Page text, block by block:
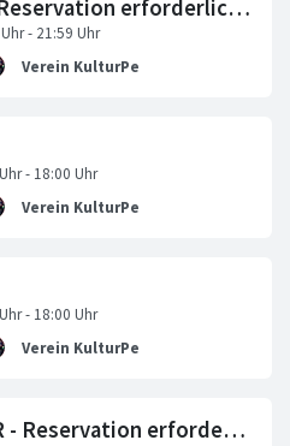
K-OPENAIR - Reservation erforderlich ( www.k-pieterlen.ch)
Verein KulturPerlen
Verein KulturPerlen
Verein KulturPerlen
ALEX PORTER - Reservation erforderlich